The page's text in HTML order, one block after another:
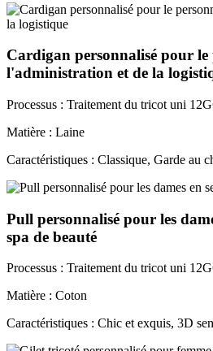
Cardigan personnalisé pour le
l'administration et de la
Processus : Traitement du tricot uni
Matière : Laine
Caractéristiques : Classique, Garde au
Pull personnalisé pour les
spa de beauté
Processus : Traitement du tricot uni
Matière : Coton
Caractéristiques : Chic et exquis, 3D